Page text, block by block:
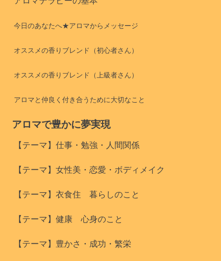
今日のあなたへ★アロマからメッセージ
オススメの香りブレンド（初心者さん）
オススメの香りブレンド（上級者さん）
アロマと仲良く付き合うために大切なこと
アロマで豊かに夢実現
【テーマ】仕事・勉強・人間関係
【テーマ】女性美・恋愛・ボディメイク
【テーマ】衣食住 暮らしのこと
【テーマ】健康 心身のこと
【テーマ】豊かさ・成功・繁栄